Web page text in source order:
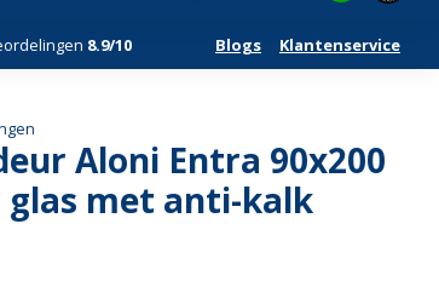
8.9/10 Blogs Klantenservice
Aloni Entra 90x200
glas met anti-kalk